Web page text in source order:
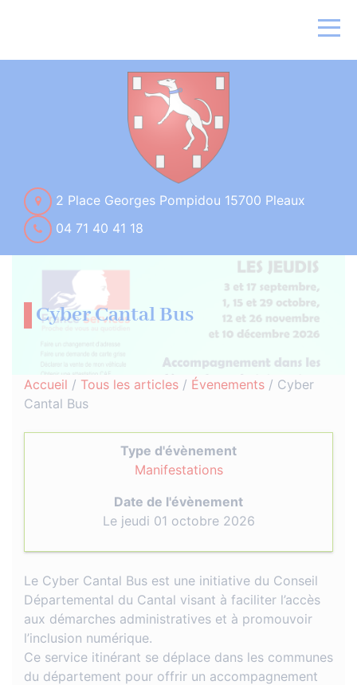
2 Place Georges Pompidou 15700 Pleaux
04 71 40 41 18
Cyber Cantal Bus
Accueil / Tous les articles / Évenements / Cyber
Cantal Bus
Type d'évènement
Manifestations
Date de l'évènement
Le jeudi 01 octobre 2026
Le Cyber Cantal Bus est une initiative du Conseil
Départemental du Cantal visant à faciliter l’accès
aux démarches administratives et à promouvoir
l’inclusion numérique.
Ce service itinérant se déplace dans les communes
du département pour offrir un accompagnement